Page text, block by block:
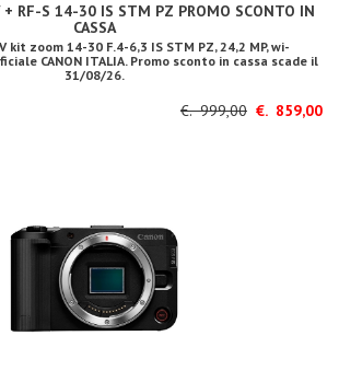
+ RF-S 14-30 IS STM PZ PROMO SCONTO IN
CASSA
V kit zoom 14-30 F.4-6,3 IS STM PZ, 24,2 MP, wi-
CANON ITALIA. Promo sconto in cassa scade il
31/08/26.
€. 999,00 €. 859,00